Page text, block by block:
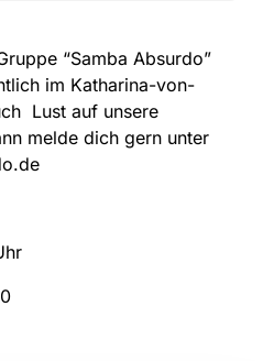
“Samba Absurdo”
im Katharina-von-
Lust auf unsere
melde dich gern unter